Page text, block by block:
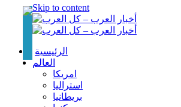
Skip to content
الرئيسية
العالم
امريكا
استراليا
بريطانيا